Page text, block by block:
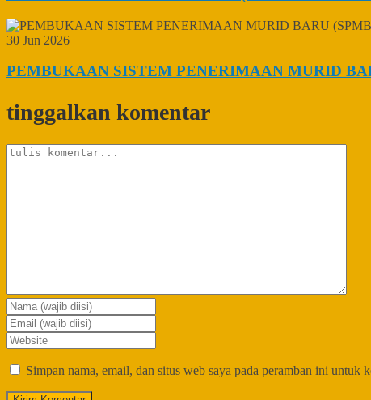
30 Jun 2026
PEMBUKAAN SISTEM PENERIMAAN MURID
tinggalkan komentar
Simpan nama, email, dan situs web saya pada peramban ini untuk